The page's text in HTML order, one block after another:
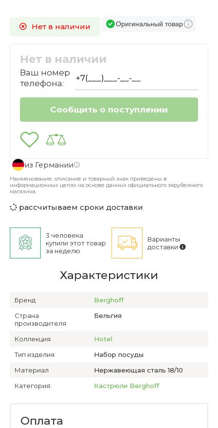
Нет в наличии Оригинальный товар
Нет в наличии
Ваш номер
телефона:
из Германии
Наименование, описание и товарный знак приведены в
информационных целях на основе данных официального зарубежного
магазина.
рассчитываем сроки доставки
3 человека
купили этот товар
за неделю
Варианты
доставки
Характеристики
Бренд
Berghoff
Страна
производителя
Бельгия
Коллекция
Hotel
Тип изделия
Набор посуды
Материал
Нержавеющая сталь 18/10
Категория:
Кастрюли Berghoff
Оплата